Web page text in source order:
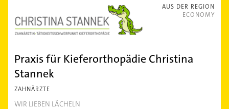
AUS DER REGION
ECONOMY
Praxis für Kieferorthopädie Christina
Stannek
ZAHNÄRZTE
WIR LIEBEN LÄCHELN